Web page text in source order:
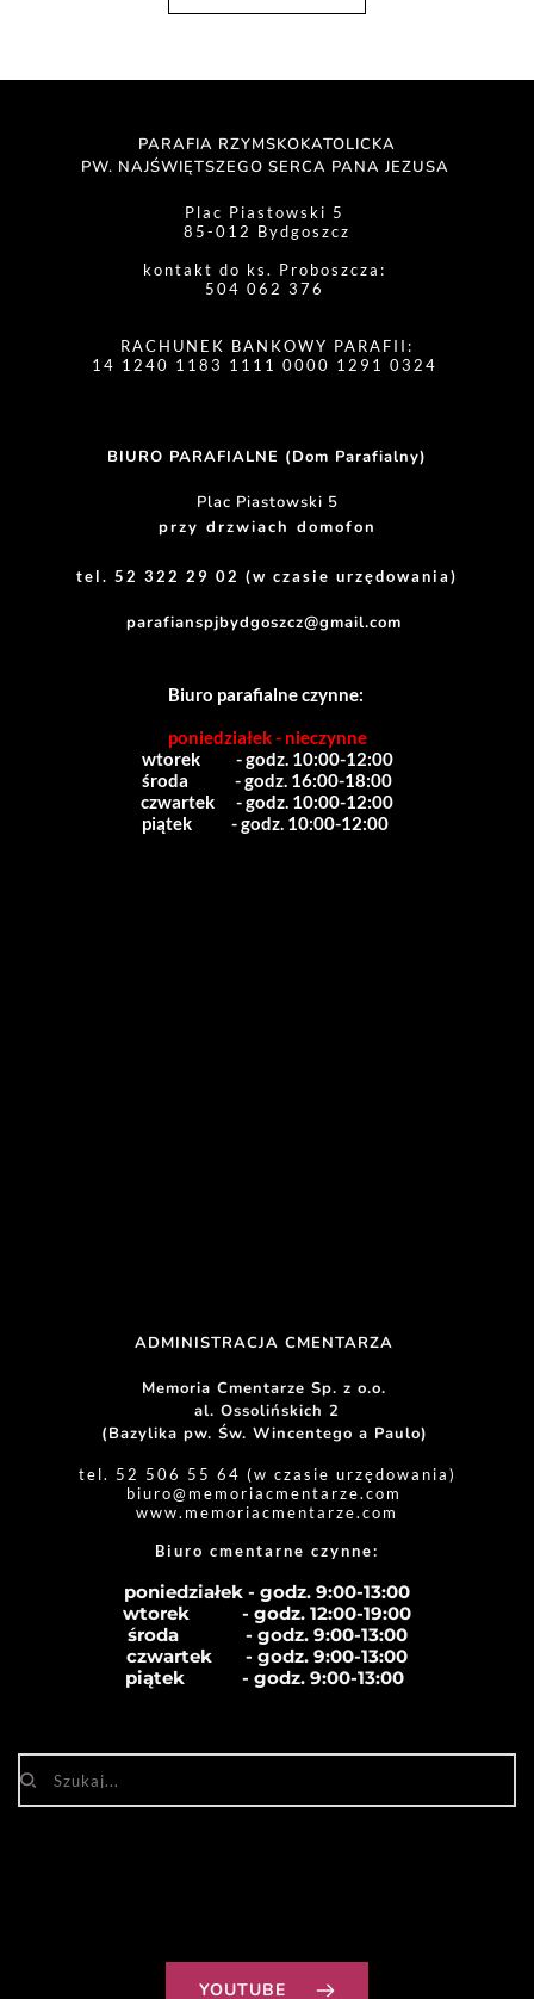
PARAFIA RZYMSKOKATOLICKA
PW. NAJŚWIĘTSZEGO SERCA PANA JEZUSA
Plac Piastowski 5
85-012 Bydgoszcz
kontakt do ks. Proboszcza:
504 062 376
RACHUNEK BANKOWY PARAFII:
14 1240 1183 1111 0000 1291 0324
BIURO PARAFIALNE (Dom Parafialny)
Plac Piastowski 5
przy drzwiach domofon
tel. 52 322 29 02 (w czasie urzędowania)
parafianspjbydgoszcz@gmail.com
Biuro parafialne czynne:
poniedziałek - nieczynne
wtorek          - godz. 10:00-12:00
środa             - godz. 16:00-18:00
czwartek      - godz. 10:00-12:00
piątek           - godz. 10:00-12:00
ADMINISTRACJA CMENTARZA
Memoria Cmentarze Sp. z o.o.
al. Ossolińskich 2
(Bazylika pw. Św. Wincentego a Paulo)
tel. 52 506 55 64 (w czasie urzędowania)
biuro@memoriacmentarze.com
www.memoriacmentarze.com
Biuro cmentarne czynne:
poniedziałek - godz. 9:00-13:00
wtorek           - godz. 12:00-19:00
środa              - godz. 9:00-13:00
czwartek       - godz. 9:00-13:00
piątek            - godz. 9:00-13:00
YOUTUBE